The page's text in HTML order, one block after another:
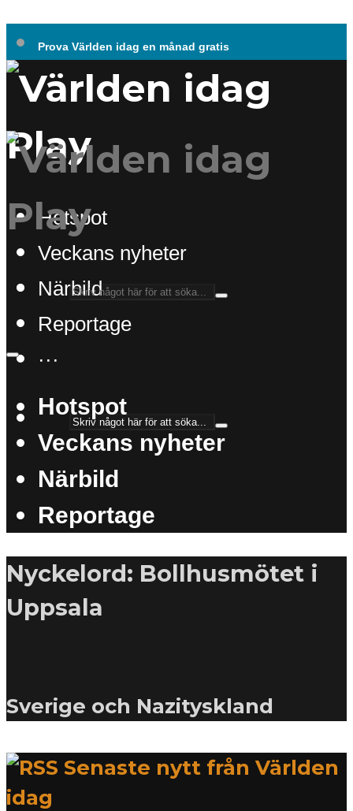
Prova Världen idag en månad gratis
Hotspot
Veckans nyheter
Närbild
Reportage
···
Hotspot
Veckans nyheter
Närbild
Reportage
Nyckelord: Bollhusmötet i
Uppsala
Sverige och Nazityskland
Senaste nytt från Världen
idag